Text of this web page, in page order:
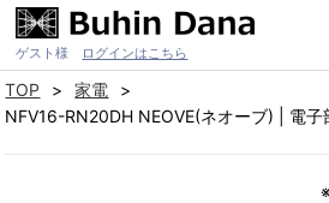
ゲスト様 ログインはこちら
TOP
家電
NFV16-RN20DH NEOVE(ネオーブ) | 電子